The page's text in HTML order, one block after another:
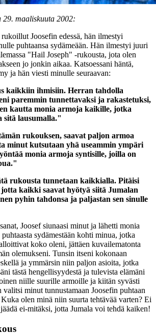
maaliskuuta 2002:
Joosefin edessä, hän ilmestyi
puhtaansa sydämeään. Hän ilmestyi juuri
"Hail Joseph" -rukousta, jota olen
jo jonkin aikaa. Katsoessani häntä,
ja hän viesti minulle seuraavan:
kaikkiin ihmisiin. Herran tahdolla
paremmin tunnettavaksi ja rakastetuksi,
kautta monia armoja kaikille, jotka
sitä lausumalla."
rukouksen, saavat paljon armoa
minut kutsutaan yhä useammin ympäri
monia armoja syntisille, joilla on
rukousta tunnetaan kaikkialla. Pitäisi
kaikki saavat hyötyä siitä Jumalan
pyhin tahdonsa ja paljastan sen sinulle
Joosef siunaasi minut ja lähetti monia
sydämestään kohti minua, jotka
koko oleni, jättäen kuvailematonta
olemukseni. Tunsin itseni kokonaan
ja ymmärsin niin paljon asioita, jotka
tästä hengellisyydestä ja tulevista elämäni
niille suurille armoille ja kiitän syvästi
valitsi minut tunnustamaan Joosefin puhtaan
olen minä niin suurta tehtävää varten? Ei
ei-mitäksi, jotta Jumala voi tehdä kaiken!